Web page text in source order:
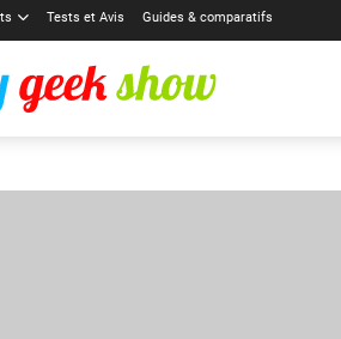
Tests et Avis Guides & comparatifs